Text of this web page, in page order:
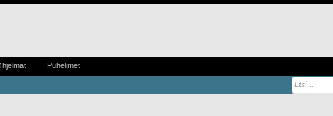
Puhelimet